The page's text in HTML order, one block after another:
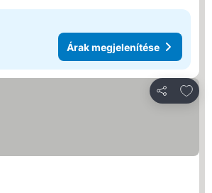
Árak megjelenítése
Megosztás